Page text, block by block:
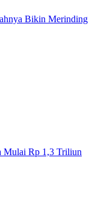
Bikin Merinding
Mulai Rp 1,3 Triliun